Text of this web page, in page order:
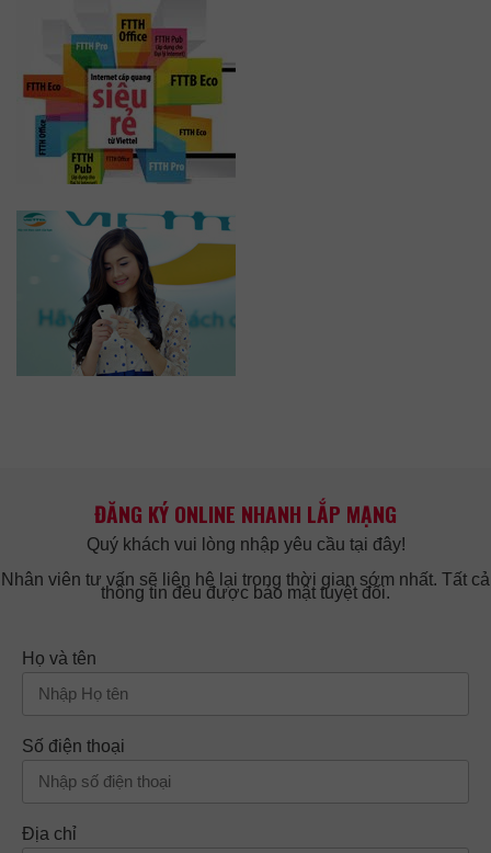
ĐĂNG KÝ ONLINE NHANH LẮP MẠNG
Quý khách vui lòng nhập yêu cầu tại đây!
Nhân viên tư vấn sẽ liên hệ lại trong thời gian sớm nhất. Tất cả
thông tin đều được bảo mật tuyệt đối.
Họ và tên
Số điện thoại
Địa chỉ